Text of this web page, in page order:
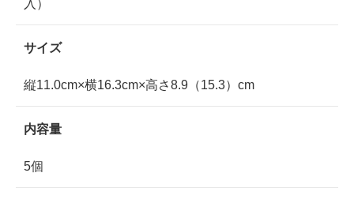
入）
サイズ
縦11.0cm×横16.3cm×高さ8.9（15.3）cm
内容量
5個